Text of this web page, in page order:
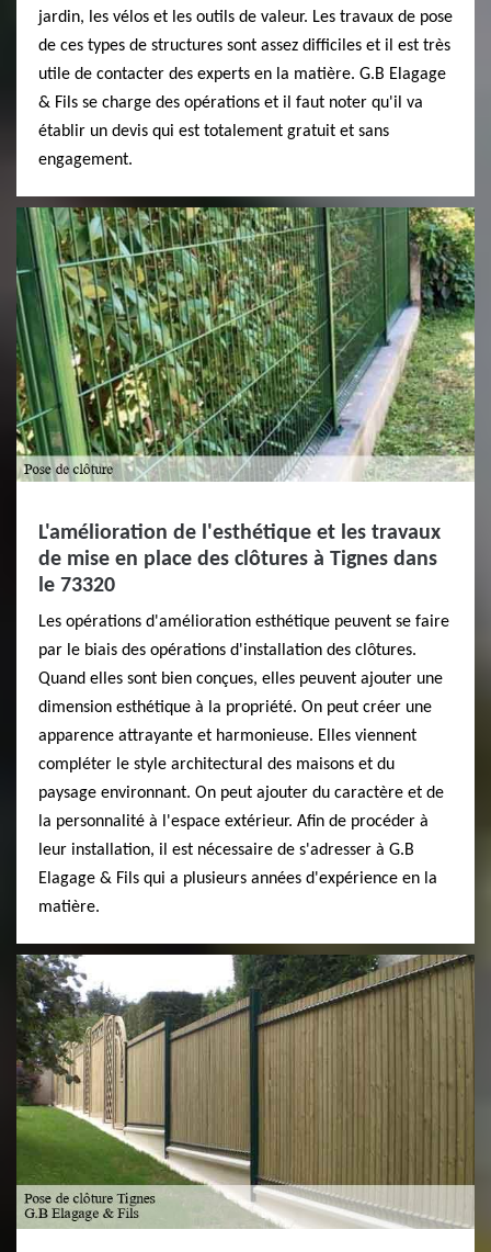
jardin, les vélos et les outils de valeur. Les travaux de pose
de ces types de structures sont assez difficiles et il est très
utile de contacter des experts en la matière. G.B Elagage
& Fils se charge des opérations et il faut noter qu'il va
établir un devis qui est totalement gratuit et sans
engagement.
L'amélioration de l'esthétique et les travaux
de mise en place des clôtures à Tignes dans
le 73320
Les opérations d'amélioration esthétique peuvent se faire
par le biais des opérations d'installation des clôtures.
Quand elles sont bien conçues, elles peuvent ajouter une
dimension esthétique à la propriété. On peut créer une
apparence attrayante et harmonieuse. Elles viennent
compléter le style architectural des maisons et du
paysage environnant. On peut ajouter du caractère et de
la personnalité à l'espace extérieur. Afin de procéder à
leur installation, il est nécessaire de s'adresser à G.B
Elagage & Fils qui a plusieurs années d'expérience en la
matière.